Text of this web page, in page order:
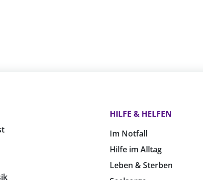
HILFE & HELFEN
Im Notfall
Hilfe im Alltag
Leben & Sterben